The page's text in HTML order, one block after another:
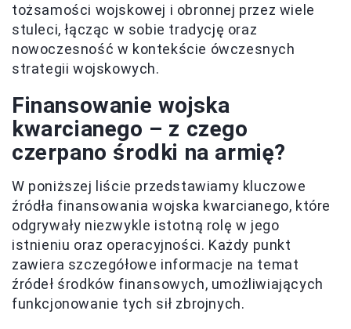
tożsamości wojskowej i obronnej przez wiele
stuleci, łącząc w sobie tradycję oraz
nowoczesność w kontekście ówczesnych
strategii wojskowych.
Finansowanie wojska
kwarcianego – z czego
czerpano środki na armię?
W poniższej liście przedstawiamy kluczowe
źródła finansowania wojska kwarcianego, które
odgrywały niezwykle istotną rolę w jego
istnieniu oraz operacyjności. Każdy punkt
zawiera szczegółowe informacje na temat
źródeł środków finansowych, umożliwiających
funkcjonowanie tych sił zbrojnych.